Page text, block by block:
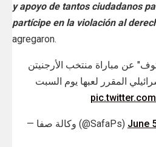
y apoyo de tantos ciudadanos
partícipe en la violación al
agregaron.
عن مباراة منتخب الأرجنيتن
المقرر لعبها يوم السبت
— وكالة صفا (@SafaPs) June